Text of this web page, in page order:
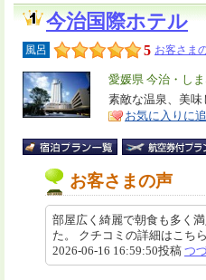
今治国際ホテル
風呂 5 お客さま
エ
リ
ア
愛媛県 今治・し
特
徴
素敵な温泉、美
お気に入りに
お客さまの声
部屋広く綺麗で朝食も多く
た。 クチコミの詳細はこ
2026-06-16 16:59:50投稿 つ